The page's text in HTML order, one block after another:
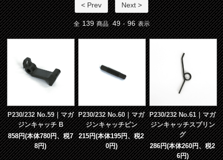
< Prev Next >
全 139 商品 49 - 96 表示
P230/232 No.59｜マガ
ジンキャッチ B
858円(本体780円、税7
8円)
P230/232 No.60｜マガ
ジンキャッチピン
215円(本体195円、税2
0円)
P230/232 No.61｜マガ
ジンキャッチスプリン
グ
286円(本体260円、税2
6円)